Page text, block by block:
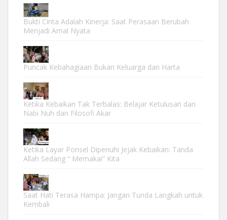
Bukti Cinta Adalah Kinerja: Saat Perasaan Berubah
Menjadi Amal Nyata
Puncak Kebahagiaan Bukan Keluarga dan Harta
Ketika Kebaikan Tak Terbalas: Belajar Ketulusan dari
Nabi Nuh dan Filosofi Akar
Ketika Layar Ponsel Dipenuhi Jejak Kebaikan: Tanda
Allah Sedang “ Memakai” Kita
Saat Hati Terasa Hampa: Jangan Tunda Langkah untuk
Kembali